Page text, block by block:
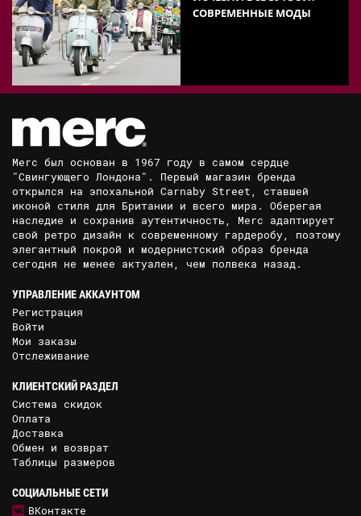
СОВРЕМЕННЫЕ МОДЫ
Merc был основан в 1967 году в самом сердце
"Свингующего Лондона". Первый магазин бренда
открылся на эпохальной Carnaby Street, ставшей
иконой стиля для Британии и всего мира. Оберегая
наследие и сохранив аутентичность, Merc адаптирует
свой ретро дизайн к современному гардеробу, поэтому
элегантный покрой и модернистский образ бренда
сегодня не менее актуален, чем полвека назад.
УПРАВЛЕНИЕ АККАУНТОМ
Регистрация
Войти
Мои заказы
Отслеживание
КЛИЕНТСКИЙ РАЗДЕЛ
Система скидок
Оплата
Доставка
Обмен и возврат
Таблицы размеров
СОЦИАЛЬНЫЕ СЕТИ
ВКонтакте